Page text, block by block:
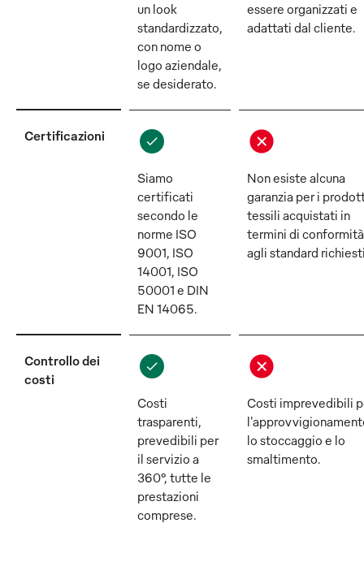
un look
standardizzato,
con nome o
logo aziendale,
se desiderato.
essere organizzati e
adattati dal cliente.
Certificazioni
Siamo
certificati
secondo le
norme ISO
9001, ISO
14001, ISO
50001 e DIN
EN 14065.
Non esiste alcuna
garanzia per i
tessili acquistati in
termini di conformità
agli standard
Controllo dei
costi
Costi
trasparenti,
prevedibili per
il servizio a
360°, tutte le
prestazioni
comprese.
Costi imprevedibili
lo stoccaggio e lo
smaltimento.